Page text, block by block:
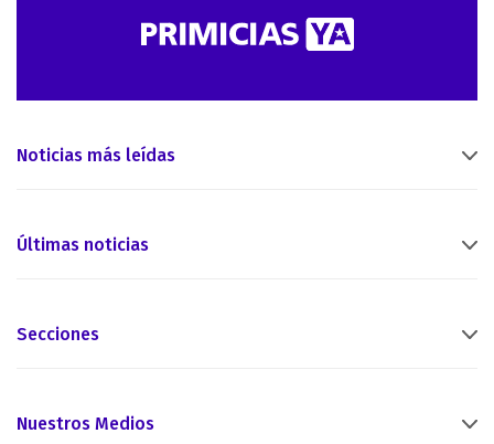
Noticias más leídas
Últimas noticias
Secciones
Nuestros Medios